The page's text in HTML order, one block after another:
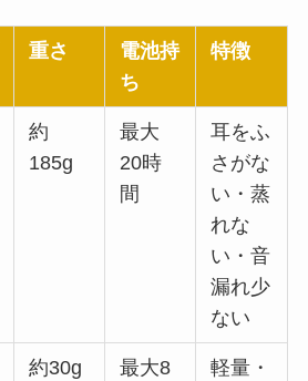
重さ
電池持
ち
特徴
約
185g
最大
20時
間
耳をふ
さがな
い・蒸
れな
い・音
漏れ少
ない
約30g
最大8
軽量・